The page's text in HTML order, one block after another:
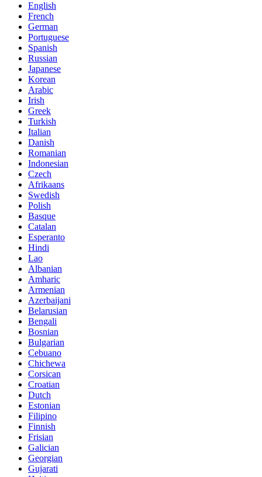
English
French
German
Portuguese
Spanish
Russian
Japanese
Korean
Arabic
Irish
Greek
Turkish
Italian
Danish
Romanian
Indonesian
Czech
Afrikaans
Swedish
Polish
Basque
Catalan
Esperanto
Hindi
Lao
Albanian
Amharic
Armenian
Azerbaijani
Belarusian
Bengali
Bosnian
Bulgarian
Cebuano
Chichewa
Corsican
Croatian
Dutch
Estonian
Filipino
Finnish
Frisian
Galician
Georgian
Gujarati